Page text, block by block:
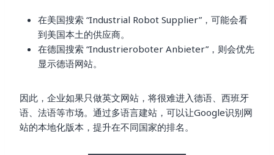
在美国搜索 “Industrial Robot Supplier”，可能会看
到美国本土的供应商。
在德国搜索 “Industrieroboter Anbieter”，则会优先
显示德语网站。
因此，企业如果只做英文网站，将很难进入德语、西班牙
语、法语等市场。通过多语言建站，可以让Google识别网
站的本地化版本，提升在不同国家的排名。